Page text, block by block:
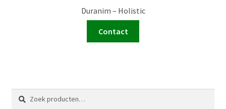
Duranim – Holistic
Contact
Zoeken
naar:
Zoeken